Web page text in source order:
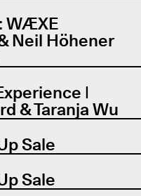
WÆXE
Neil Höhener
|
& Taranja Wu
Sale
Sale